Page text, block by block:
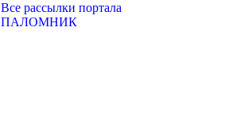
Все рассылки портала
ПАЛОМНИК